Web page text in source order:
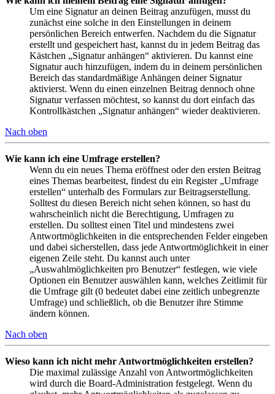
Um eine Signatur an deinen Beitrag anzufügen, musst du
zunächst eine solche in den Einstellungen in deinem
persönlichen Bereich entwerfen. Nachdem du die Signatur
erstellt und gespeichert hast, kannst du in jedem Beitrag das
Kästchen „Signatur anhängen“ aktivieren. Du kannst eine
Signatur auch hinzufügen, indem du in deinem persönlichen
Bereich das standardmäßige Anhängen deiner Signatur
aktivierst. Wenn du einen einzelnen Beitrag dennoch ohne
Signatur verfassen möchtest, so kannst du dort einfach das
Kontrollkästchen „Signatur anhängen“ wieder deaktivieren.
Nach oben
Wie kann ich eine Umfrage erstellen?
Wenn du ein neues Thema eröffnest oder den ersten Beitrag
eines Themas bearbeitest, findest du ein Register „Umfrage
erstellen“ unterhalb des Formulars zur Beitragserstellung.
Solltest du diesen Bereich nicht sehen können, so hast du
wahrscheinlich nicht die Berechtigung, Umfragen zu
erstellen. Du solltest einen Titel und mindestens zwei
Antwortmöglichkeiten in die entsprechenden Felder eingeben
und dabei sicherstellen, dass jede Antwortmöglichkeit in einer
eigenen Zeile steht. Du kannst auch unter
„Auswahlmöglichkeiten pro Benutzer“ festlegen, wie viele
Optionen ein Benutzer auswählen kann, welches Zeitlimit für
die Umfrage gilt (0 bedeutet dabei eine zeitlich unbegrenzte
Umfrage) und schließlich, ob die Benutzer ihre Stimme
ändern können.
Nach oben
Wieso kann ich nicht mehr Antwortmöglichkeiten erstellen?
Die maximal zulässige Anzahl von Antwortmöglichkeiten
wird durch die Board-Administration festgelegt. Wenn du